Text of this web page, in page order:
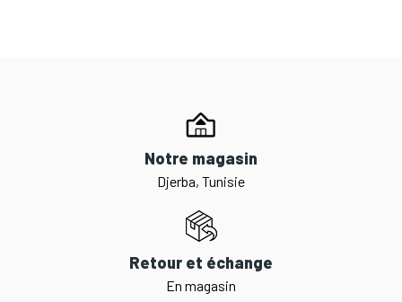
Notre magasin
Djerba, Tunisie
Retour et échange
En magasin